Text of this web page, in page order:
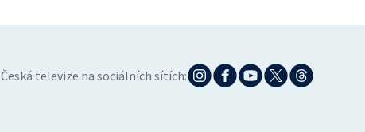
Česká televize na sociálních sítích: